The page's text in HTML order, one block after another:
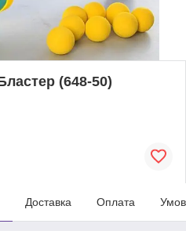
(648-50)
Доставка Оплата